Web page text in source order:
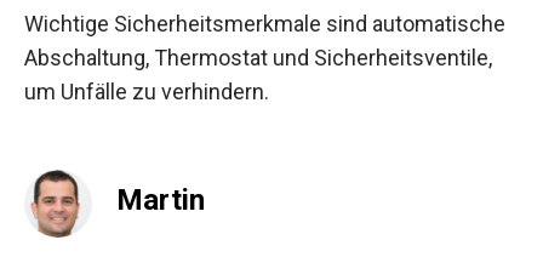
Wichtige Sicherheitsmerkmale sind automatische
Abschaltung, Thermostat und Sicherheitsventile,
um Unfälle zu verhindern.
Martin